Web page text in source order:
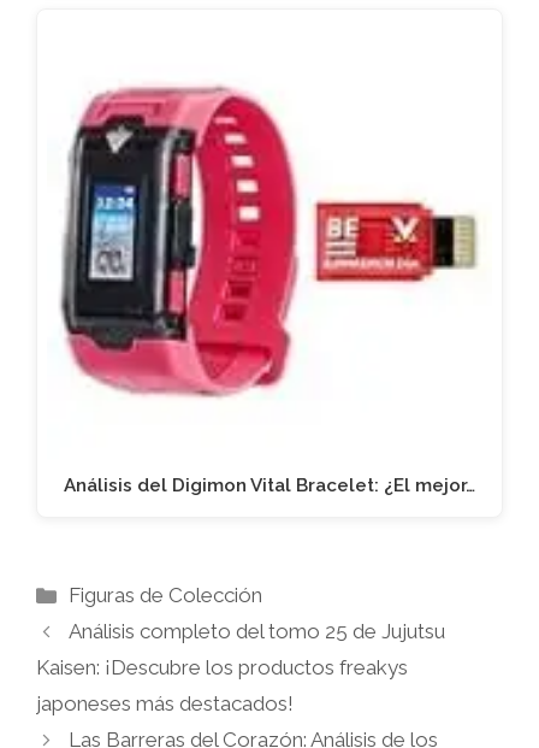
Análisis del Digimon Vital Bracelet: ¿El mejor…
Categorías
Figuras de Colección
Análisis completo del tomo 25 de Jujutsu
Kaisen: ¡Descubre los productos freakys
japoneses más destacados!
Las Barreras del Corazón: Análisis de los